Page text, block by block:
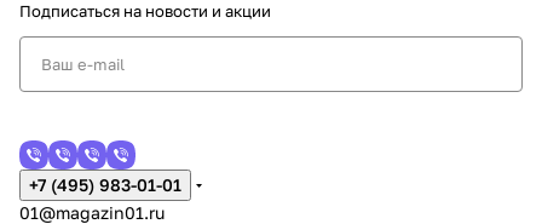
Подписаться на новости и акции
+7 (495) 983-01-01
01@magazin01.ru